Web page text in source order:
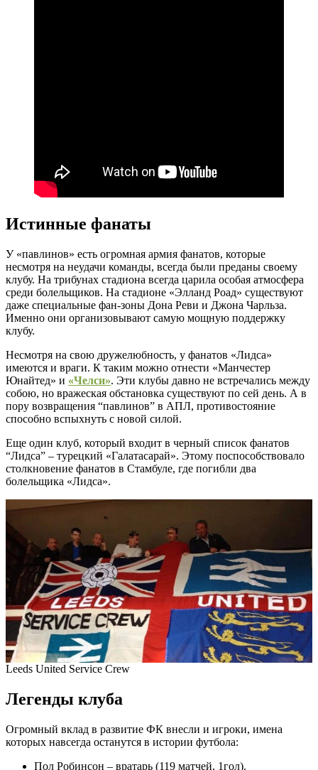
Истинные фанаты
У «павлинов» есть огромная армия фанатов, которые
несмотря на неудачи команды, всегда были преданы своему
клубу. На трибунах стадиона всегда царила особая атмосфера
среди болельщиков. На стадионе «Элланд Роад» существуют
даже специальные фан-зоны Дона Реви и Джона Чарльза.
Именно они организовывают самую мощную поддержку
клубу.
Несмотря на свою дружелюбность, у фанатов «Лидса»
имеются и враги. К таким можно отнести «Манчестер
Юнайтед» и «Челси». Эти клубы давно не встречались между
собою, но вражеская обстановка существуют по сей день. А в
пору возвращения “павлинов” в АПЛ, противостояние
способно вспыхнуть с новой силой.
Еще один клуб, который входит в черный список фанатов
“Лидса” – турецкий «Галатасарай». Этому поспособствовало
столкновение фанатов в Стамбуле, где погибли два
болельщика «Лидса».
Leeds United Service Crew
Легенды клуба
Огромный вклад в развитие ФК внесли и игроки, имена
которых навсегда останутся в истории футбола:
Пол Робинсон – вратарь (119 матчей, 1гол).